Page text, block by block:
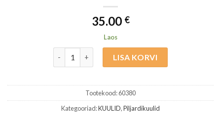
35.00 €
Laos
LISA KORVI
Tootekood:60380
Kategooriad:KUULID,Piljardikuulid